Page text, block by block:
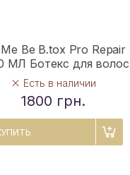
Be B.tox Pro Repair
МЛ Ботекс для волос
Есть в наличии
1800 грн.